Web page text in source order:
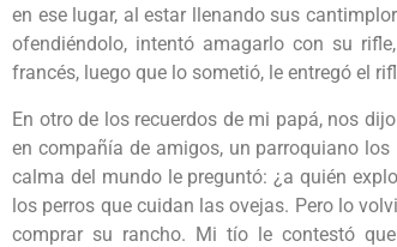
en ese lugar, al estar llenando sus
ofendiéndolo, intentó amagarlo con su
francés, luego que lo sometió, le entregó el
En otro de los recuerdos de mi papá, nos
en compañía de amigos, un parroquiano
calma del mundo le preguntó: ¿a quién
los perros que cuidan las ovejas. Pero lo
comprar su rancho. Mi tío le contestó